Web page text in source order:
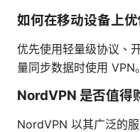
如何在移动设备上优
优先使用轻量级协议、
量同步数据时使用 VPN。
NordVPN 是否值得
NordVPN 以其广泛的